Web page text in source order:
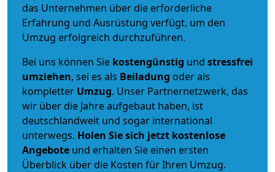
das Unternehmen über die erforderliche
Erfahrung und Ausrüstung verfügt, um den
Umzug erfolgreich durchzuführen.
Bei uns können Sie kostengünstig und stressfrei
umziehen, sei es als Beiladung oder als
kompletter Umzug. Unser Partnernetzwerk, das
wir über die Jahre aufgebaut haben, ist
deutschlandweit und sogar international
unterwegs. Holen Sie sich jetzt kostenlose
Angebote und erhalten Sie einen ersten
Überblick über die Kosten für Ihren Umzug.